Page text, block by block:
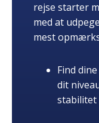
rejse starter
med at
mest
Find
dit
stabilitet